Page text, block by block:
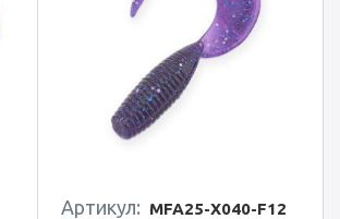
Артикул: MFA25-X040-F12